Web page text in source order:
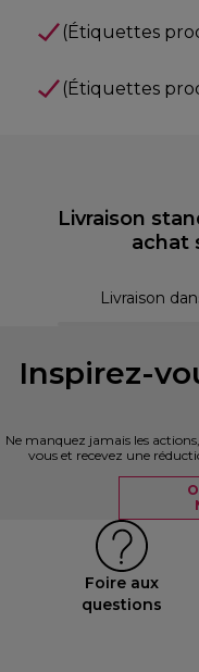
(Étiquettes
(Étiquettes
Livraison
achat
Livraison
Inspirez-
Ne manquez jamais les
vous et recevez une
Foire aux
questions